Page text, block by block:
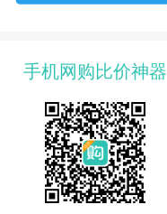
手机网购比价神器